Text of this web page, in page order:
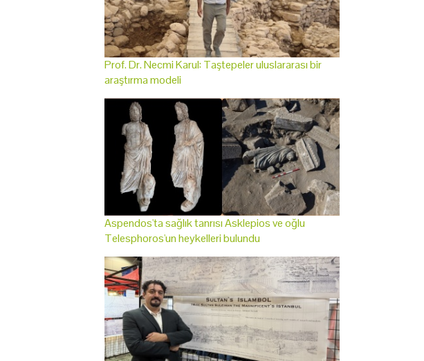
Prof. Dr. Necmi Karul: Taştepeler uluslararası bir
araştırma modeli
Aspendos'ta sağlık tanrısı Asklepios ve oğlu
Telesphoros'un heykelleri bulundu